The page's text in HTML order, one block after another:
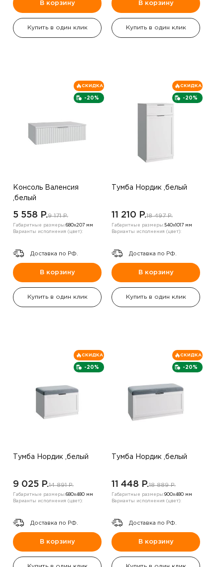
В корзину
Купить в один клик
В корзину
Купить в один клик
-20%
СКИДКА
Консоль Валенсия
,белый
5 558 P.9 171 P.
Габаритные размеры:680х207 мм
Варианты исполнения (цвет):
Доставка по РФ.
В корзину
Купить в один клик
-20%
СКИДКА
Тумба Нордик ,белый
11 210 P.18 497 P.
Габаритные размеры:540х1017 мм
Варианты исполнения (цвет):
Доставка по РФ.
В корзину
Купить в один клик
-20%
СКИДКА
Тумба Нордик ,белый
9 025 P.14 891 P.
Габаритные размеры:680х480 мм
Варианты исполнения (цвет):
Доставка по РФ.
В корзину
-20%
СКИДКА
Тумба Нордик ,белый
11 448 P.18 889 P.
Габаритные размеры:900х480 мм
Варианты исполнения (цвет):
Доставка по РФ.
В корзину